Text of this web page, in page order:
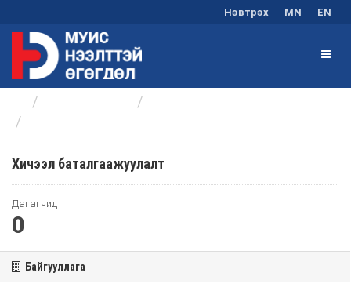
Нэвтрэх MN EN
Хичээл баталгаажуулалт
Дагагчид
0
Байгууллага